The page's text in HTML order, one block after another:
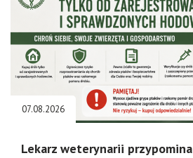
07.08.2026
Lekarz weterynarii przypomina